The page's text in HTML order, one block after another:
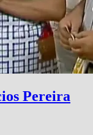
Pereira